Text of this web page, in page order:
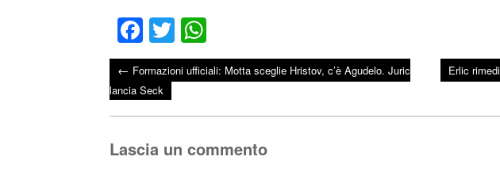
Fa
ce
bo
ok
T
wi
tte
ha
ts
Post navigation
← Formazioni ufficiali: Motta sceglie Hristov, c’è Agudelo. Juric
lancia Seck
Erlic
Lascia un commento